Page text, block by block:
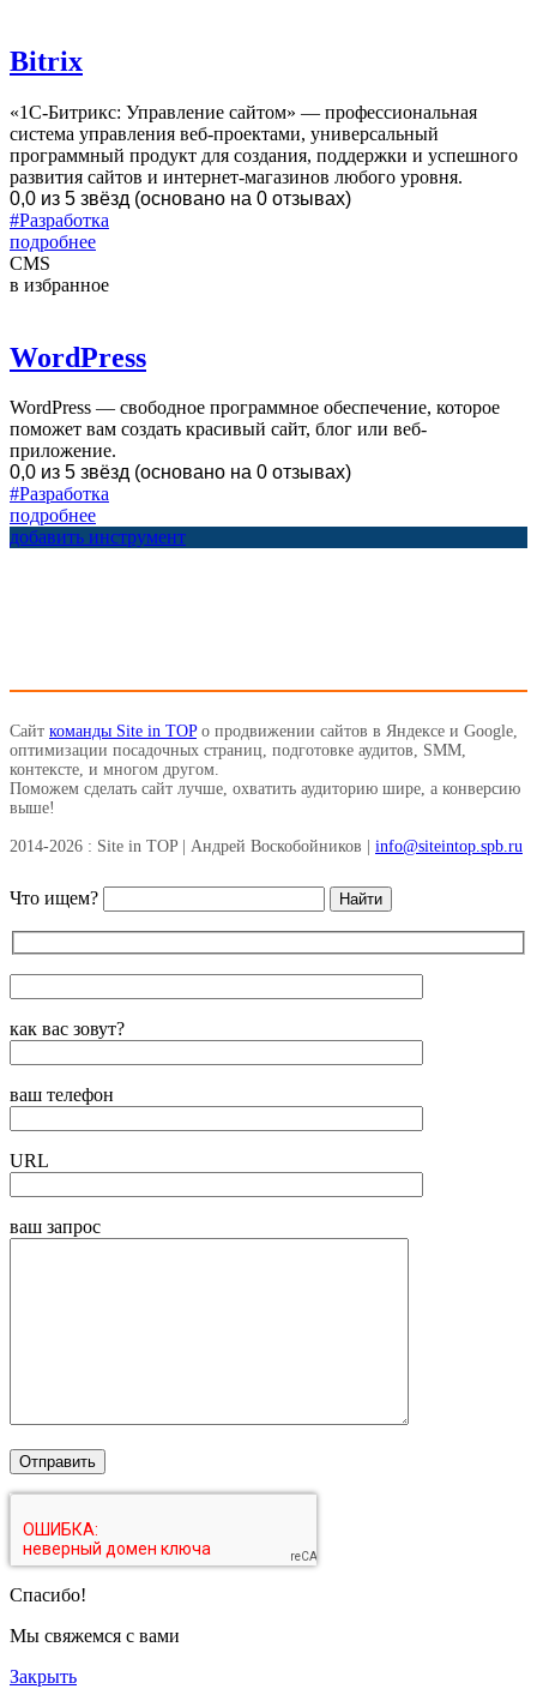
Bitrix
«1С-Битрикс: Управление сайтом» — профессиональная
система управления веб-проектами, универсальный
программный продукт для создания, поддержки и успешного
развития сайтов и интернет-магазинов любого уровня.
0,0 из 5 звёзд (основано на 0 отзывах)
#Разработка
подробнее
CMS
в избранное
WordPress
WordPress — свободное программное обеспечение, которое
поможет вам создать красивый сайт, блог или веб-
приложение.
0,0 из 5 звёзд (основано на 0 отзывах)
#Разработка
подробнее
добавить инструмент
Сайт команды Site in TOPо продвижении сайтов в Яндексе и Google,
оптимизации посадочных страниц, подготовке аудитов, SMM,
контексте, и многом другом.
Поможем сделать сайт лучше, охватить аудиторию шире, а конверсию
выше!
2014-2026 : Site in TOP | Андрей Воскобойников | info@siteintop.spb.ru
Что ищем?
как вас зовут?
ваш телефон
URL
ваш запрос
Спасибо!
Мы свяжемся с вами
Закрыть